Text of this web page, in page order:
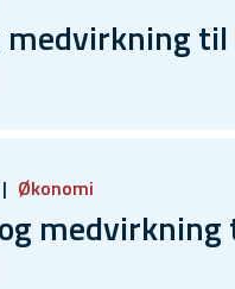
Økonomi